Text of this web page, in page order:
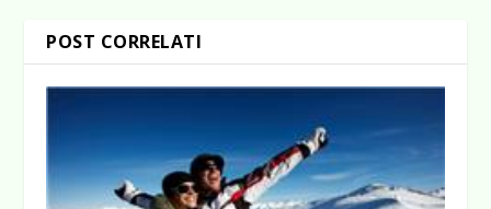
POST CORRELATI